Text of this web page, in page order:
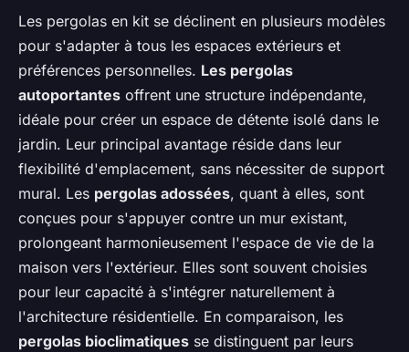
Les pergolas en kit se déclinent en plusieurs modèles
pour s'adapter à tous les espaces extérieurs et
préférences personnelles. Les pergolas
autoportantes offrent une structure indépendante,
idéale pour créer un espace de détente isolé dans le
jardin. Leur principal avantage réside dans leur
flexibilité d'emplacement, sans nécessiter de support
mural. Les pergolas adossées, quant à elles, sont
conçues pour s'appuyer contre un mur existant,
prolongeant harmonieusement l'espace de vie de la
maison vers l'extérieur. Elles sont souvent choisies
pour leur capacité à s'intégrer naturellement à
l'architecture résidentielle. En comparaison, les
pergolas bioclimatiques se distinguent par leurs